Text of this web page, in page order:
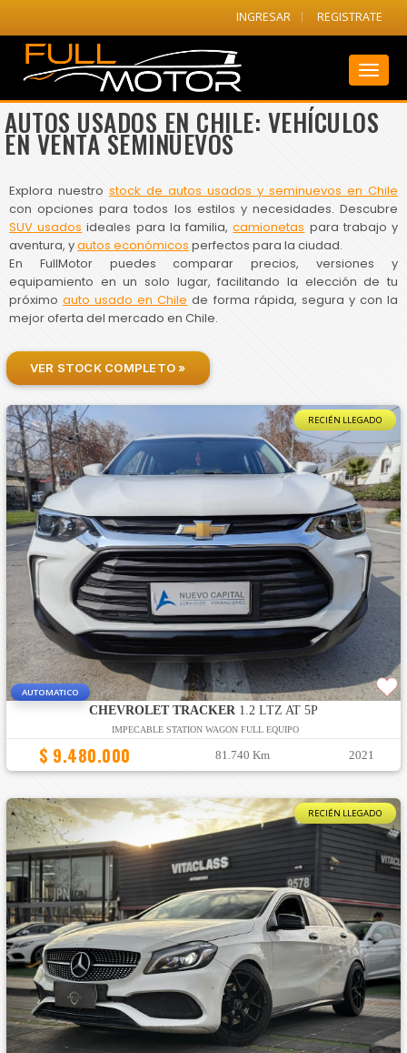
INGRESAR REGISTRATE
AUTOS USADOS EN CHILE: VEHÍCULOS
EN VENTA SEMINUEVOS
Explora nuestro stock de autos usados y seminuevos en Chile
con opciones para todos los estilos y necesidades. Descubre
SUV usados ideales para la familia,camionetas para trabajo y
aventura, yautos económicos perfectos para la ciudad.
En FullMotor puedes comparar precios, versiones y
equipamiento en un solo lugar, facilitando la elección de tu
próximoauto usado en Chile de forma rápida, segura y con la
mejor oferta del mercado en Chile.
VER STOCK COMPLETO »
RECIÉN LLEGADO
AUTOMATICO
CHEVROLET TRACKER1.2 LTZ AT 5P
IMPECABLE STATION WAGON FULL EQUIPO
$ 9.480.000 81.740 Km 2021
RECIÉN LLEGADO